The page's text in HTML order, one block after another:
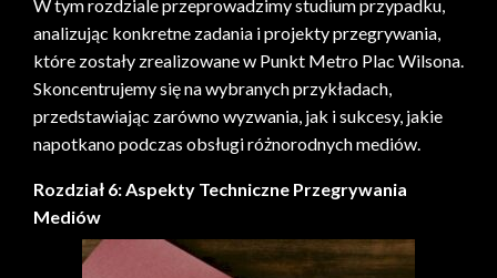
W tym rozdziale przeprowadzimy studium przypadku,
analizując konkretne zadania i projekty przegrywania,
które zostały zrealizowane w Punkt Metro Plac Wilsona.
Skoncentrujemy się na wybranych przykładach,
przedstawiając zarówno wyzwania, jak i sukcesy, jakie
napotkano podczas obsługi różnorodnych mediów.
Rozdział 6: Aspekty Techniczne Przegrywania
Mediów